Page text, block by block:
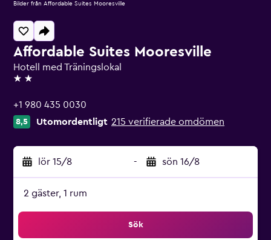
Affordable Suites Mooresville
Hotell med Träningslokal
2 stjärnor
+1 980 435 0030
8,5 Utomordentligt 215 verifierade omdömen
lör 15/8 - sön 16/8
2 gäster, 1 rum
Sök
Bilder från Affordable Suites Mooresville